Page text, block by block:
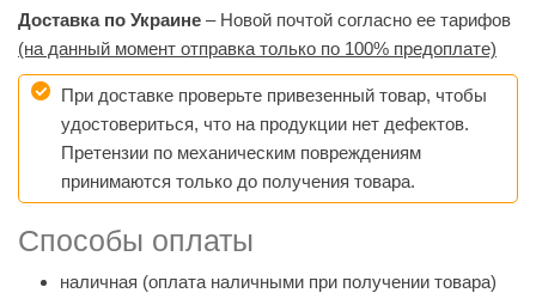
Доставка по Украине – Новой почтой согласно ее тарифов
(на данный момент отправка только по 100% предоплате)
При доставке проверьте привезенный товар, чтобы
удостовериться, что на продукции нет дефектов.
Претензии по механическим повреждениям
принимаются только до получения товара.
Способы оплаты
наличная (оплата наличными при получении товара)